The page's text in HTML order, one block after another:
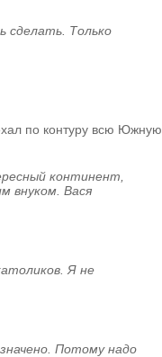
сделать. Только
по контуру всю Южную
континент,
внуком. Вася
Я не
Потому надо